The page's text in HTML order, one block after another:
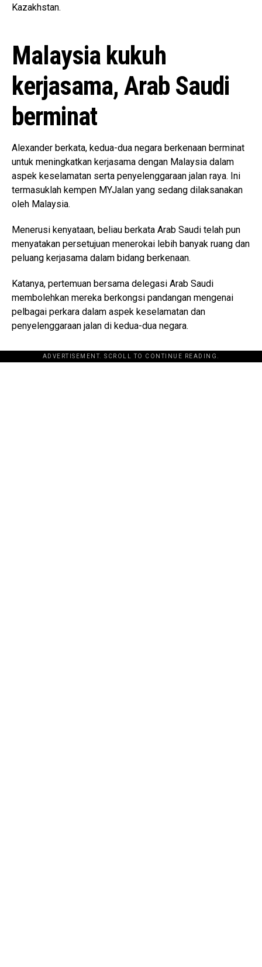
Kazakhstan.
Malaysia kukuh
kerjasama, Arab Saudi
berminat
Alexander berkata, kedua-dua negara berkenaan berminat
untuk meningkatkan kerjasama dengan Malaysia dalam
aspek keselamatan serta penyelenggaraan jalan raya. Ini
termasuklah kempen MYJalan yang sedang dilaksanakan
oleh Malaysia.
Menerusi kenyataan, beliau berkata Arab Saudi telah pun
menyatakan persetujuan menerokai lebih banyak ruang dan
peluang kerjasama dalam bidang berkenaan.
Katanya, pertemuan bersama delegasi Arab Saudi
membolehkan mereka berkongsi pandangan mengenai
pelbagai perkara dalam aspek keselamatan dan
penyelenggaraan jalan di kedua-dua negara.
ADVERTISEMENT. SCROLL TO CONTINUE READING.